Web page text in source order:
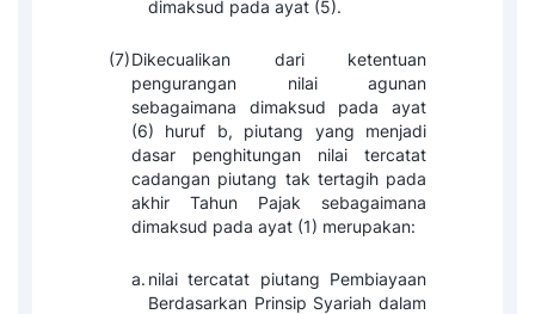
dimaksud pada ayat (5).
(7)Dikecualikan dari ketentuan
pengurangan nilai agunan
sebagaimana dimaksud pada ayat
(6) huruf b, piutang yang menjadi
dasar penghitungan nilai tercatat
cadangan piutang tak tertagih pada
akhir Tahun Pajak sebagaimana
dimaksud pada ayat (1) merupakan:
a. nilai tercatat piutang Pembiayaan
Berdasarkan Prinsip Syariah dalam